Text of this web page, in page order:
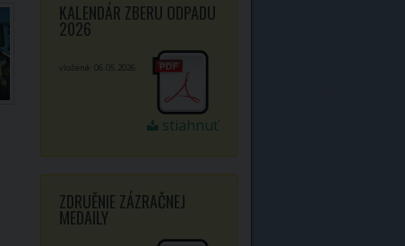
KALENDÁR ZBERU ODPADU
2026
stiahnuť
vložené: 06.05.2026
ZDRUĚNIE ZÁZRAČNEJ
MEDAILY